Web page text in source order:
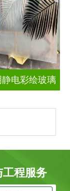
电彩绘玻璃
程服务